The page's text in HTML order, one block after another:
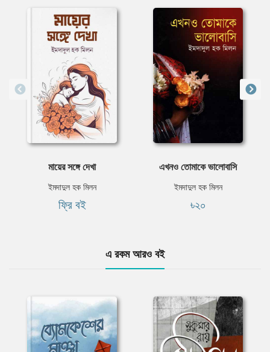
মায়ের সঙ্গে দেখা
ইমদাদুল হক মিলন
ফ্রি বই
এখনও তোমাকে ভালোবাসি
ইমদাদুল হক মিলন
৳২০
এ রকম আরও বই